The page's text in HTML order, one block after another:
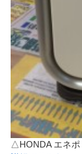
△HONDA エネポ